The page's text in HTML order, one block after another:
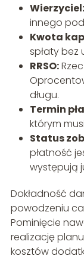
Wierzyciel:
innego
Kwota
spłaty bez
RRSO:
długu.
Termin
którym
Status
płatność
występują
Dokładność
powodzeniu
Pominięcie
realizację
kosztów